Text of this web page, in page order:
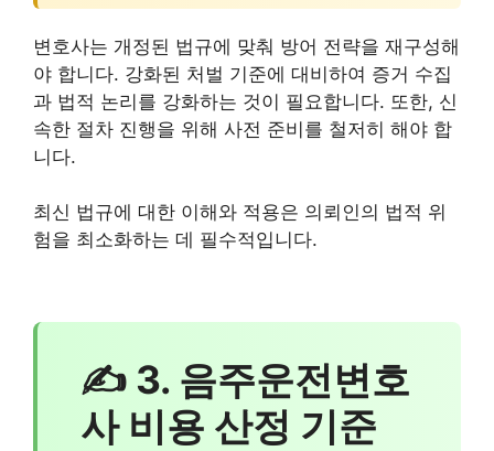
변호사는 개정된 법규에 맞춰 방어 전략을 재구성해
야 합니다. 강화된 처벌 기준에 대비하여 증거 수집
과 법적 논리를 강화하는 것이 필요합니다. 또한, 신
속한 절차 진행을 위해 사전 준비를 철저히 해야 합
니다.
최신 법규에 대한 이해와 적용은 의뢰인의 법적 위
험을 최소화하는 데 필수적입니다.
✍ 3. 음주운전변호
사 비용 산정 기준